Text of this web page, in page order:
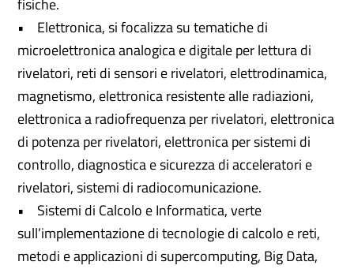
fisiche.
• Elettronica, si focalizza su tematiche di
microelettronica analogica e digitale per lettura di
rivelatori, reti di sensori e rivelatori, elettrodinamica,
magnetismo, elettronica resistente alle radiazioni,
elettronica a radiofrequenza per rivelatori, elettronica
di potenza per rivelatori, elettronica per sistemi di
controllo, diagnostica e sicurezza di acceleratori e
rivelatori, sistemi di radiocomunicazione.
• Sistemi di Calcolo e Informatica, verte
sull’implementazione di tecnologie di calcolo e reti,
metodi e applicazioni di supercomputing, Big Data,